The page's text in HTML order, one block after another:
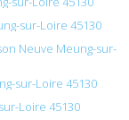
sur-Loire 45130
Neuve Meung-sur-
sur-Loire 45130
Loire 45130